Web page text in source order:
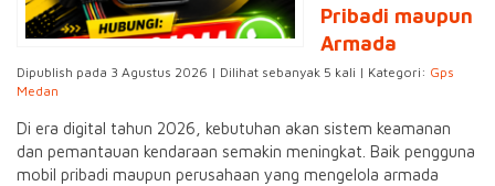
Pribadi maupun
Armada
Dipublish pada 3 Agustus 2026 | Dilihat sebanyak 5 kali | Kategori: Gps
Medan
Di era digital tahun 2026, kebutuhan akan sistem keamanan
dan pemantauan kendaraan semakin meningkat. Baik pengguna
mobil pribadi maupun perusahaan yang mengelola armada